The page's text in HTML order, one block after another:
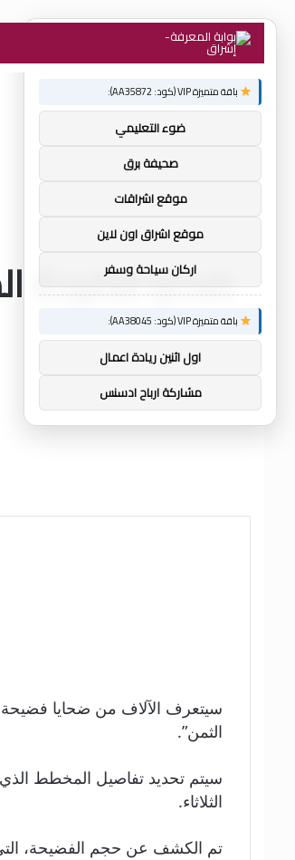
ضحايا فضيحة
سيتعرف الآلاف من ضحايا فضيحة
الثمن”.
الثلاثاء.
توصيات :
باقة متميزة VIP (كود: AA35872):
ضوء التعليمي
صحيفة برق
موقع اشراقات
موقع اشراق اون لاين
اركان سياحة وسفر
باقة متميزة VIP (كود: AA38045):
اول اثنين ريادة اعمال
مشاركة ارباح ادسنس